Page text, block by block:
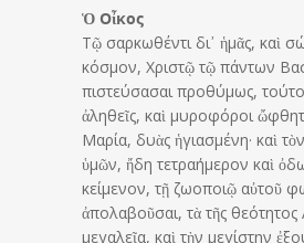
Ὁ Οἶκος
Τῷ σαρκωθέντι δι᾿ ἡμᾶς, καὶ
κόσμον, Χριστῷ τῷ πάντων
πιστεύσασαι προθύμως,
ἀληθεῖς, καὶ μυροφόροι
Μαρία, δυὰς ἡγιασμένη· καὶ
ὑμῶν, ἤδη τετραήμερον καὶ
κείμενον, τῇ ζωοποιῷ αὐτοῦ
ἀπολαβοῦσαι, τὰ τῆς θεότητος
μεγαλεῖα, καὶ τὴν μεγίστην